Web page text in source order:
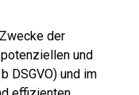
der
und
DSGVO) und im